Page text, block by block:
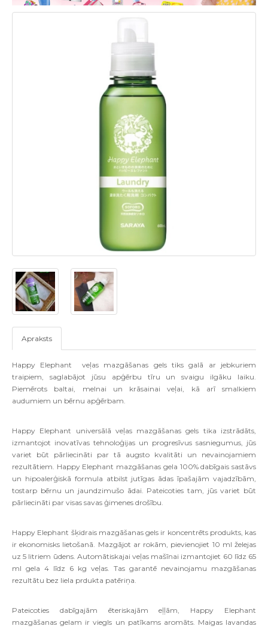
Apraksts
Happy Elephant veļas mazgāšanas gels tiks galā ar jebkuriem
traipiem, saglabājot jūsu apģērbu tīru un svaigu ilgāku laiku.
Piemērots baltai, melnai un krāsainai veļai, kā arī smalkiem
audumiem un bērnu apģērbam.
Happy Elephant universālā veļas mazgāšanas gels tika izstrādāts,
izmantojot inovatīvas tehnoloģijas un progresīvus sasniegumus, jūs
variet būt pārliecināti par tā augsto kvalitāti un nevainojamiem
rezultātiem. Happy Elephant mazgāšanas gela 100% dabīgais sastāvs
un hipoalerģiskā formula atbilst jutīgas ādas īpašajām vajadzībām,
tostarp bērnu un jaundzimušo ādai. Pateicoties tam, jūs variet būt
pārliecināti par visas savas ģimenes drošību.
Happy Elephant šķidrais mazgāšanas gels ir koncentrēts produkts, kas
ir ekonomisks lietošanā. Mazgājot ar rokām, pievienojiet 10 ml želejas
uz 5 litriem ūdens. Automātiskajai veļas mašīnai izmantojiet 60 līdz 65
ml gela 4 līdz 6 kg veļas. Tas garantē nevainojamu mazgāšanas
rezultātu bez liela prdukta patēriņa.
Pateicoties dabīgajām ēteriskajām eļļām, Happy Elephant
mazgāšanas gelam ir viegls un patīkams aromāts. Maigas lavandas